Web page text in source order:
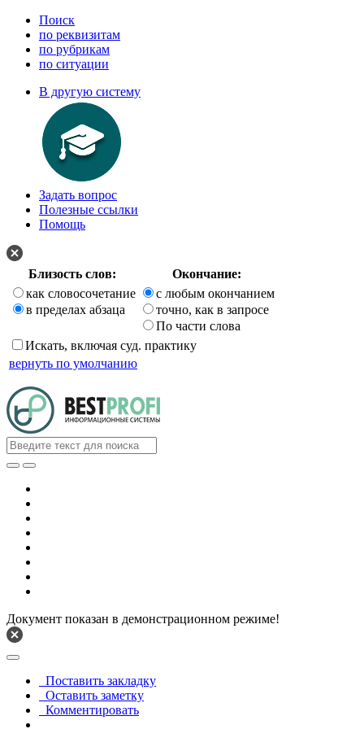
Поиск
по реквизитам
по рубрикам
по ситуации
В другую систему
Задать вопрос
Полезные ссылки
Помощь
Близость слов:
Окончание:
как словосочетание
в пределах абзаца
с любым окончанием
точно, как в запросе
По части слова
Искать, включая суд. практику
вернуть по умолчанию
Документ показан в демонстрационном режиме!
Поставить закладку
Оставить заметку
Комментировать